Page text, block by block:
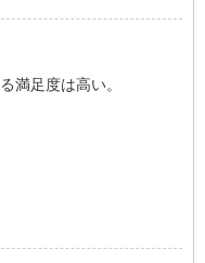
満足度は高い。